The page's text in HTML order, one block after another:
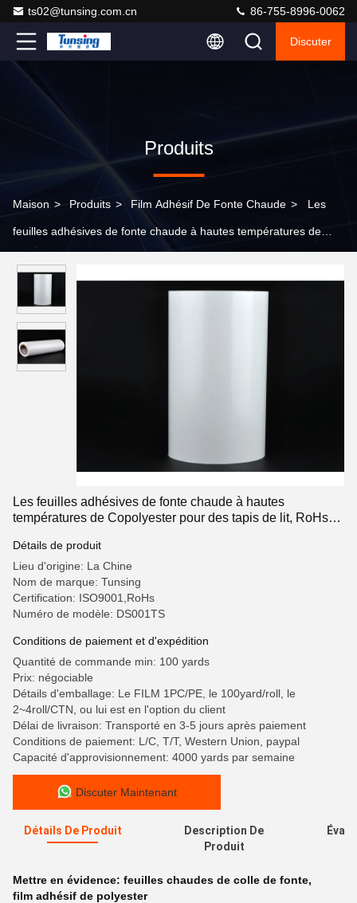
ts02@tunsing.com.cn 86-755-8996-0062
Discuter
Produits
Maison > Produits > Film Adhésif De Fonte Chaude > Les
feuilles adhésives de fonte chaude à hautes températures de
Les feuilles adhésives de fonte chaude à hautes
températures de Copolyester pour des tapis de lit, RoHs
Détails de produit
Lieu d'origine: La Chine
Nom de marque: Tunsing
Certification: ISO9001,RoHs
Numéro de modèle: DS001TS
Conditions de paiement et d'expédition
Quantité de commande min: 100 yards
Prix: négociable
Détails d'emballage: Le FILM 1PC/PE, le 100yard/roll, le
2~4roll/CTN, ou lui est en l'option du client
Délai de livraison: Transporté en 3-5 jours après paiement
Conditions de paiement: L/C, T/T, Western Union, paypal
Capacité d'approvisionnement: 4000 yards par semaine
Discuter Maintenant
Détails De Produit
Description De
Produit
Mettre en évidence: feuilles chaudes de colle de fonte,
film adhésif de polyester